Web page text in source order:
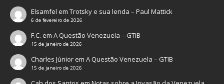
Elsamfel emTrotsky e sua lenda – Paul Mattick
6 de fevereiro de 2026
F.C. emA Questão Venezuela – GTIB
15 de janeiro de 2026
Charles JúnioremA Questão Venezuela – GTIB
15 de janeiro de 2026